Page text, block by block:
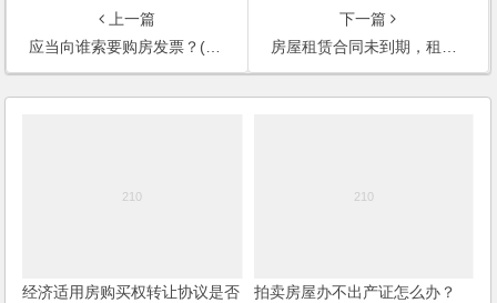
上一篇
应当向谁索要购房发票？(2001)
下一篇
房屋租赁合同未到期，租户擅自撤场并拖欠租金及水电费，出租人如何合法收回场地？(2006)
经济适用房购买权转让协议是否
拍卖房屋办不出产证怎么办？